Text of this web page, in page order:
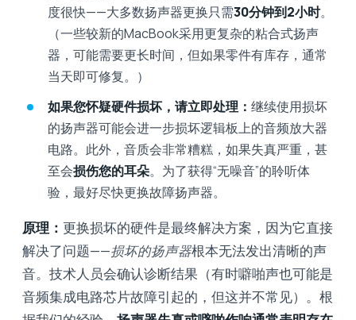
度很快——大多数扬声器更换只需30分钟到2小时。
（一些较新的MacBook采用更复杂的粘合式扬声
器，可能需要更长时间，但如果零件有库存，通常
当天即可修复。）
如果您怀疑硬件损坏，请立即处理： 继续使用损坏
的扬声器可能会进一步损坏逻辑板上的音频放大器
电路。此外，音质会非常糟糕，如果失真严重，甚
至会损伤您的耳朵。为了获得“无噪音”的聆听体
验，最好尽快更换故障扬声器。
原理： 更换损坏的硬件是最终解决方案，因为它直接
解决了问题——损坏的扬声器根本无法发出清晰的声
音。技术人员会确认诊断结果（有时噼啪声也可能是
音频集成电路芯片故障引起的，但这并不常见）。根